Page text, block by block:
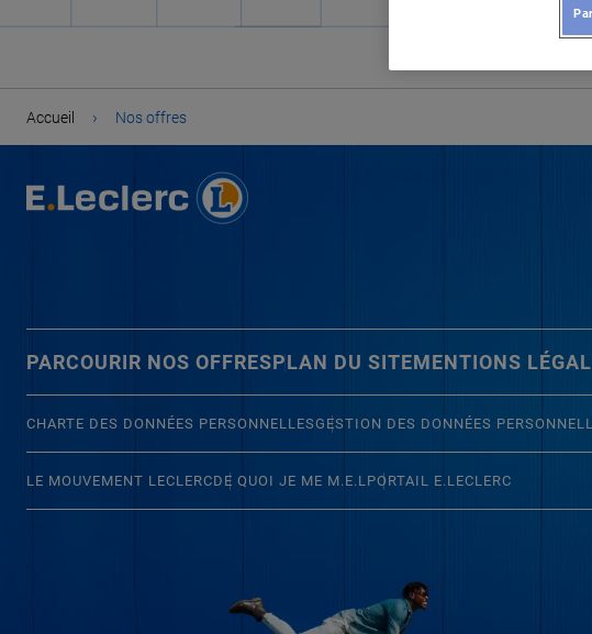
Accueil › Nos offres
PARCOURIR NOS OFFRESPLAN DU SITEMENTIONS
CHARTE DES DONNÉES PERSONNELLESGESTION DES DONNÉES
LE MOUVEMENT LECLERCDE QUOI JE ME M.E.LPORTAIL E.LECLERC